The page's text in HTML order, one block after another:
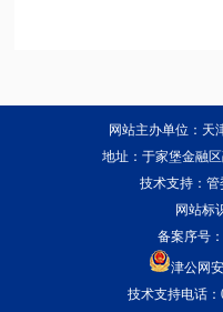
网站主办单位：天
地址：于家堡金融
技术支持：
网站标
备案序号
津公网
技术支持电话：